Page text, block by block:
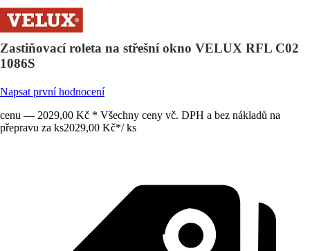
Zastiňovací roleta na střešní okno VELUX RFL C02
1086S
Napsat první hodnocení
cenu — 2029,00 Kč * Všechny ceny vč. DPH a bez nákladů na
přepravu za ks2029,00 Kč*/ ks